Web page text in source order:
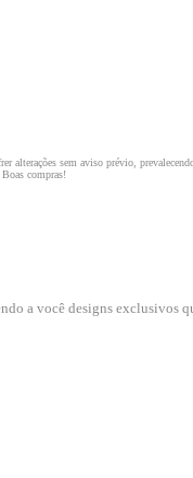
a você designs exclusivos